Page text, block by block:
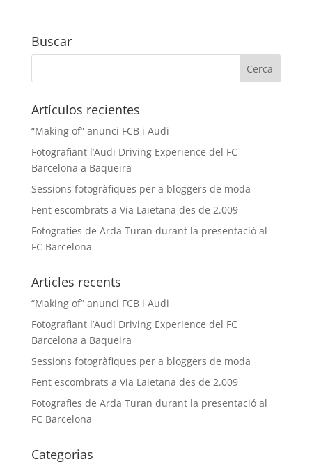
Buscar
Artículos recientes
“Making of” anunci FCB i Audi
Fotografiant l’Audi Driving Experience del FC
Barcelona a Baqueira
Sessions fotogràfiques per a bloggers de moda
Fent escombrats a Via Laietana des de 2.009
Fotografies de Arda Turan durant la presentació al
FC Barcelona
Articles recents
“Making of” anunci FCB i Audi
Fotografiant l’Audi Driving Experience del FC
Barcelona a Baqueira
Sessions fotogràfiques per a bloggers de moda
Fent escombrats a Via Laietana des de 2.009
Fotografies de Arda Turan durant la presentació al
FC Barcelona
Categorias